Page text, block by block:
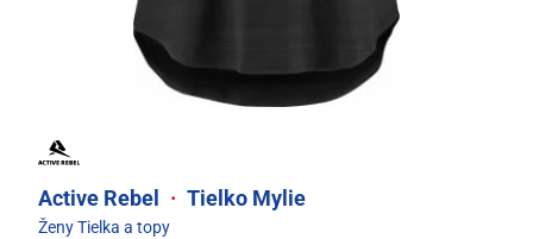
Active Rebel · Tielko Mylie
Ženy Tielka a topy